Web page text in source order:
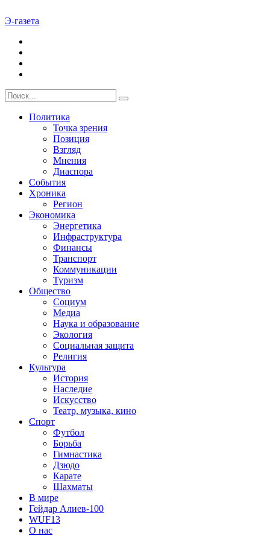
Э-газета
Политика
Точка зрения
Позиция
Взгляд
Мнения
Диаспора
События
Хроника
Регион
Экономика
Энергетика
Инфраструктура
Финансы
Транспорт
Коммуникации
Туризм
Общество
Социум
Медиа
Наука и образование
Экология
Социальная защита
Религия
Культура
История
Наследие
Искусство
Театр, музыка, кино
Спорт
Футбол
Борьба
Гимнастика
Дзюдо
Карате
Шахматы
В мире
Гейдар Алиев-100
WUF13
О нас